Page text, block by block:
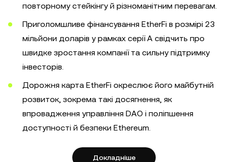
повторному стейкінгу й різноманітним перевагам.
Приголомшливе фінансування EtherFi в розмірі 23
мільйони доларів у рамках серії А свідчить про
швидке зростання компанії та сильну підтримку
інвесторів.
Дорожня карта EtherFi окреслює його майбутній
розвиток, зокрема такі досягнення, як
впровадження управління DAO і поліпшення
доступності й безпеки Ethereum.
Докладніше